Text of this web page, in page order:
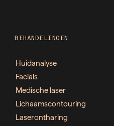
BEHANDELINGEN
Huidanalyse
Facials
Medische laser
Lichaamscontouring
Laserontharing